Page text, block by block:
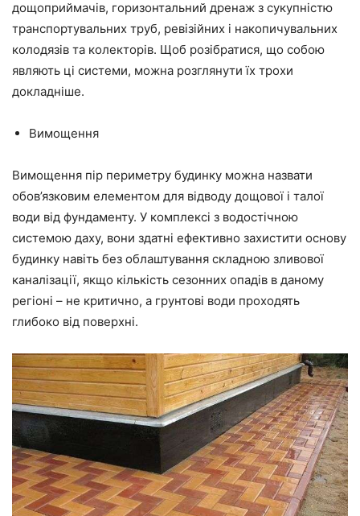
дощоприймачів, горизонтальний дренаж з сукупністю
транспортувальних труб, ревізійних і накопичувальних
колодязів та колекторів. Щоб розібратися, що собою
являють ці системи, можна розглянути їх трохи
докладніше.
Вимощення
Вимощення пір периметру будинку можна назвати
обов’язковим елементом для відводу дощової і талої
води від фундаменту. У комплексі з водостічною
системою даху, вони здатні ефективно захистити основу
будинку навіть без облаштування складною зливової
каналізації, якщо кількість сезонних опадів в даному
регіоні – не критично, а грунтові води проходять
глибоко від поверхні.